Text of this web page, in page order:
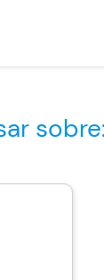
sobre: